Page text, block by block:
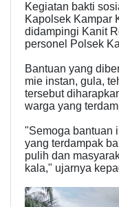
Kegiatan bakti
Kapolsek Kampar
didampingi Kanit
personel Polsek
Bantuan yang
mie instan, gula,
tersebut
warga yang
"Semoga bantuan
yang terdampak
pulih dan
kala," ujarnya